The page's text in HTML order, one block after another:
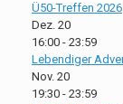
Ü50-Treffen 2026
Dez. 20
16:00 - 23:59
Lebendiger
Nov. 20
19:30 - 23:59